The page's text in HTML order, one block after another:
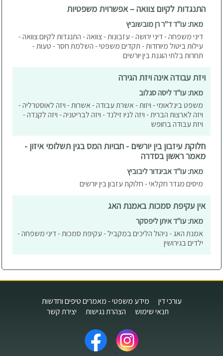
התנגדות לקיום צוואה – אפשרוית משפטיות
מאת: עו"ד ד"ר רן מובשוביץ
דיני משפחה - דיני ירושה - עזבונות - צוואה - התנגדות לקיום צוואה -
עילות ביטול מיוחדות - תקדים משפטי - השלמת חסר - טעות -
תחרות בלתי הוגנת בין יורשים
ויזת עבודה אינה ויזת הגירה
מאת: עו"ד ליסה סגלוב
משפט בינלאומי - ויזות - אשרת עבודה - אשרות - ויזה לאוסטרליה -
ויזה לארצות הברית - ויזה לניו זילנד - ויזה לבריטניה - ויזה לקנדה -
ויזת עבודה בחופש
חלוקת עיזבון בין יורשים - חבויות המס בגין תשלומי איזון -
מאמר ראשון בסדרה
מאת: עו"ד אביגדור ליבוביץ
מיסים מגדר חקלאי - חלוקת עזבון בין יורשים
אין עקיפת סמכות באמנת האג
מאת: עו"ד איתן ליפסקר
אמנת האג - ניהול הליכים במקביל - עקיפת סמכות - דיני משפחה -
ילדים בגירושין
עורכי דין
מידע משפטי - מאמרים טיפים וחדשות
תנאי שימוש
הצהרת נגישות יצירת קשר